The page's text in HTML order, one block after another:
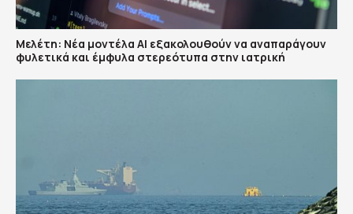
Μελέτη: Νέα μοντέλα ΑΙ εξακολουθούν να αναπαράγουν
φυλετικά και έμφυλα στερεότυπα στην ιατρική